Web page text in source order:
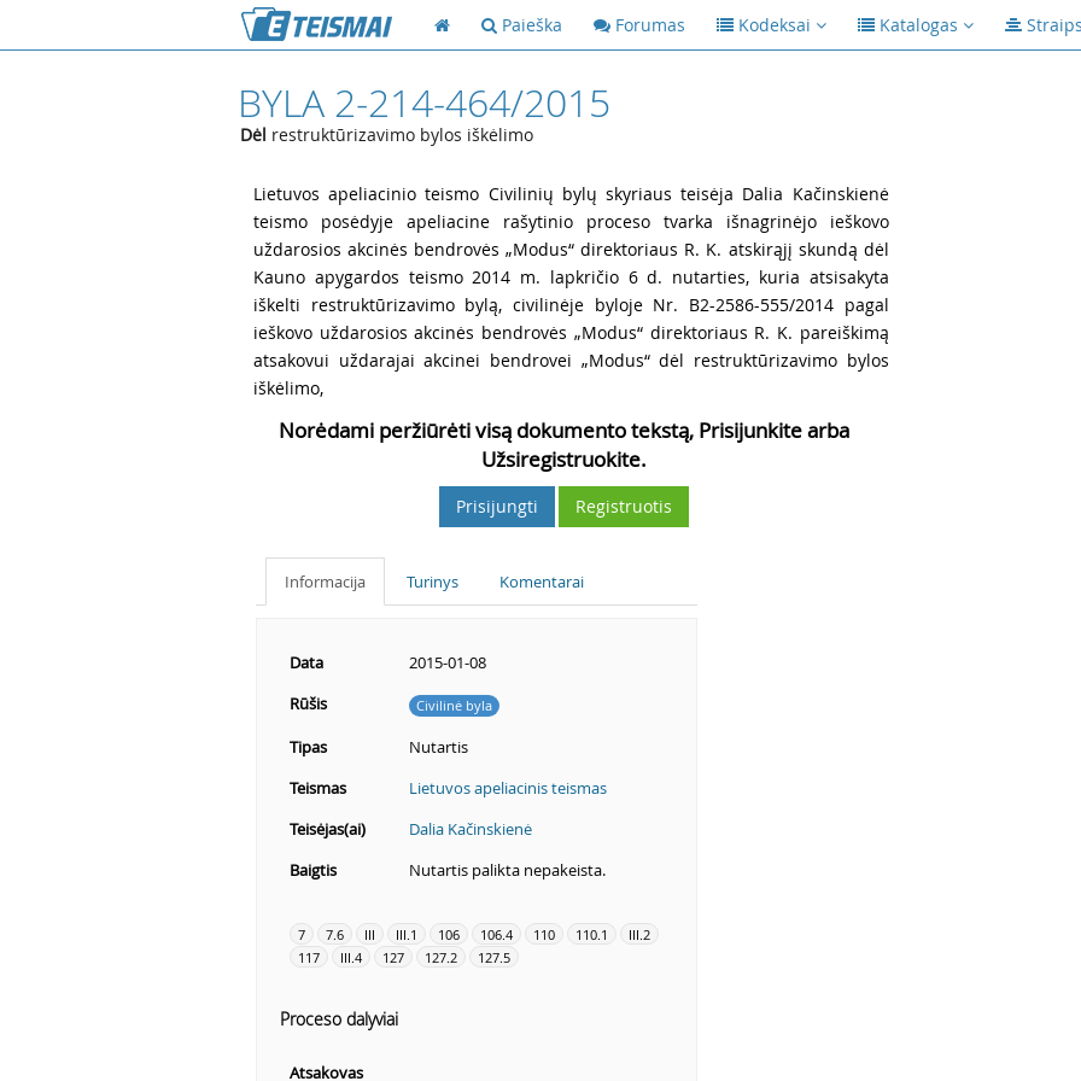
Paieška Forumas Kodeksai Katalogas
BYLA 2-214-464/2015
Dėl restruktūrizavimo bylos iškėlimo
Lietuvos apeliacinio teismo Civilinių bylų skyriaus teisėja Dalia Kačinskienė
teismo posėdyje apeliacine rašytinio proceso tvarka išnagrinėjo ieškovo
uždarosios akcinės bendrovės „Modus“ direktoriaus R. K. atskirąjį skundą dėl
Kauno apygardos teismo 2014 m. lapkričio 6 d. nutarties, kuria atsisakyta
iškelti restruktūrizavimo bylą, civilinėje byloje Nr. B2-2586-555/2014 pagal
ieškovo uždarosios akcinės bendrovės „Modus“ direktoriaus R. K. pareiškimą
atsakovui uždarajai akcinei bendrovei „Modus“ dėl restruktūrizavimo bylos
iškėlimo,
Norėdami peržiūrėti visą dokumento tekstą, Prisijunkite arba
Užsiregistruokite.
Prisijungti Registruotis
Informacija Turinys Komentarai
Data
2015-01-08
Rūšis
Civilinė byla
Tipas
Nutartis
Teismas
Lietuvos apeliacinis teismas
Teisėjas(ai)
Dalia Kačinskienė
Baigtis
Nutartis palikta nepakeista.
7 7.6 III III.1 106 106.4 110 110.1
III.2
117
III.4 127 127.2 127.5
Proceso dalyviai
Atsakovas